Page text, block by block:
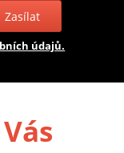
Zasílat
údajů.